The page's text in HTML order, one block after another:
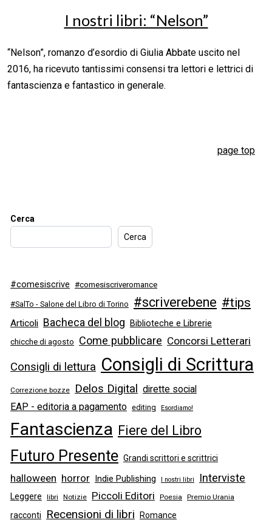
I nostri libri: “Nelson”
“Nelson”, romanzo d’esordio di Giulia Abbate uscito nel
2016, ha ricevuto tantissimi consensi tra lettori e lettrici di
fantascienza e fantastico in generale.
page top
Cerca
Cerca
#comesiscrive #comesiscriveromance
#SalTo - Salone del Libro di Torino #scriverebene #tips
Articoli Bacheca del blog Biblioteche e Librerie
chicche di agosto Come pubblicare Concorsi Letterari
Consigli di lettura Consigli di Scrittura
Correzione bozze Delos Digital
dirette social
EAP - editoria a pagamento editing Esordiamo!
Fantascienza Fiere del Libro
Futuro Presente Grandi scrittori e scrittrici
halloween horror Indie Publishing I nostri libri Interviste
Leggere libri Notizie Piccoli Editori Poesia Premio Urania
racconti Recensioni di libri Romance